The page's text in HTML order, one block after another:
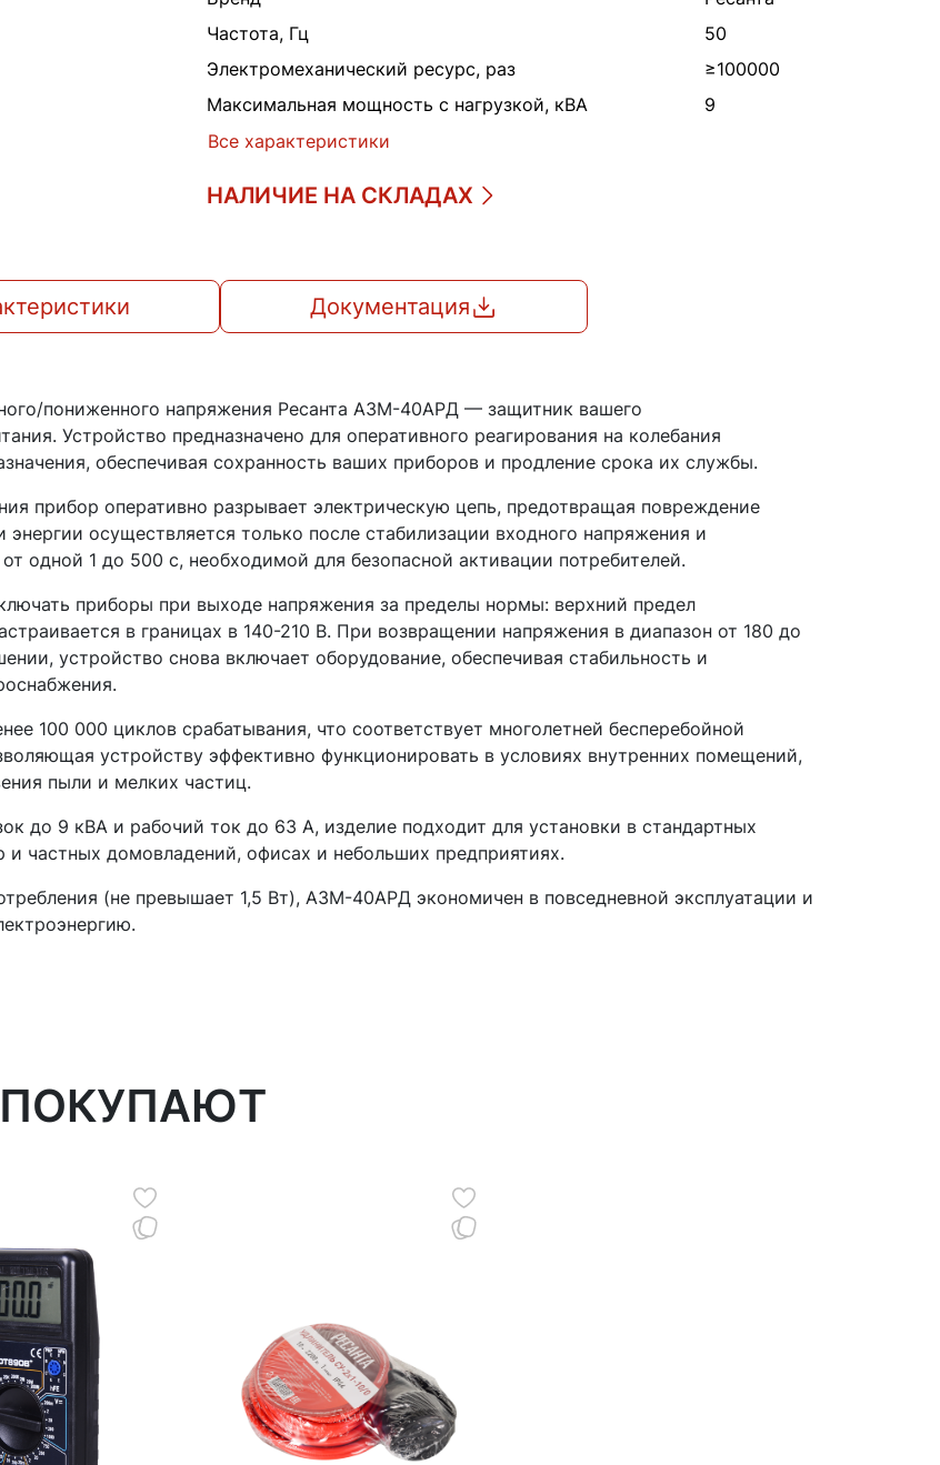
Частота, Гц
50
Электромеханический ресурс, раз
≥100000
Максимальная мощность с нагрузкой, кВА
9
Все характеристики
НАЛИЧИЕ НА СКЛАДАХ
Документация
пониженного напряжения Ресанта АЗМ-40АРД — защитник вашего
Устройство предназначено для оперативного реагирования на колебания
обеспечивая сохранность ваших приборов и продление срока их службы.
прибор оперативно разрывает электрическую цепь, предотвращая повреждение
энергии осуществляется только после стабилизации входного напряжения и
одной 1 до 500 с, необходимой для безопасной активации потребителей.
приборы при выходе напряжения за пределы нормы: верхний предел
в границах в 140-210 В. При возвращении напряжения в диапазон от 180 до
устройство снова включает оборудование, обеспечивая стабильность и
100 000 циклов срабатывания, что соответствует многолетней бесперебойной
устройству эффективно функционировать в условиях внутренних помещений,
пыли и мелких частиц.
до 9 кВА и рабочий ток до 63 А, изделие подходит для установки в стандартных
частных домовладений, офисах и небольших предприятиях.
(не превышает 1,5 Вт), АЗМ-40АРД экономичен в повседневной эксплуатации и